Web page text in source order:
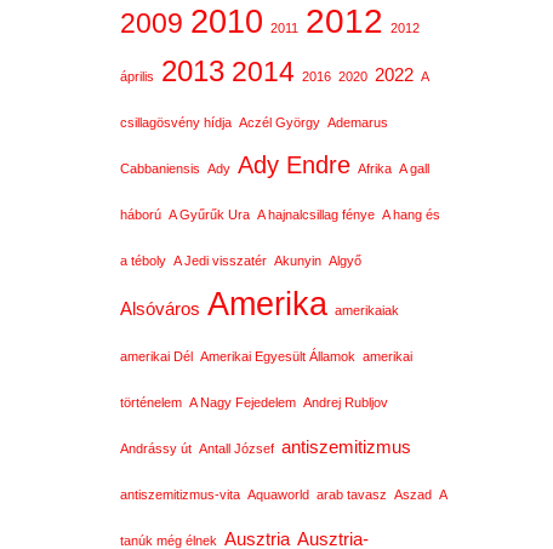
2009 2010 2011 2012 2012
április 2013 2014 2016 2020 2022 A
csillagösvény hídja Aczél György Ademarus
Cabbaniensis Ady Ady Endre Afrika A gall
háború A Gyűrűk Ura A hajnalcsillag fénye A hang és
a téboly A Jedi visszatér Akunyin Algyő
Alsóváros Amerika amerikaiak
amerikai Dél Amerikai Egyesült Államok amerikai
történelem A Nagy Fejedelem Andrej Rubljov
Andrássy út Antall József antiszemitizmus
antiszemitizmus-vita Aquaworld arab tavasz Aszad A
tanúk még élnek Ausztria Ausztria-